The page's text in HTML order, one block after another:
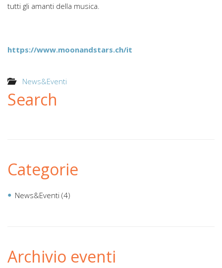
tutti gli amanti della musica.
https://www.moonandstars.ch/it
News&Eventi
Search
Categorie
News&Eventi (4)
Archivio eventi